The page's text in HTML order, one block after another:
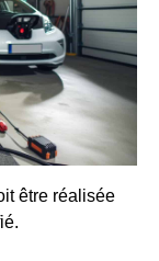
être réalisée